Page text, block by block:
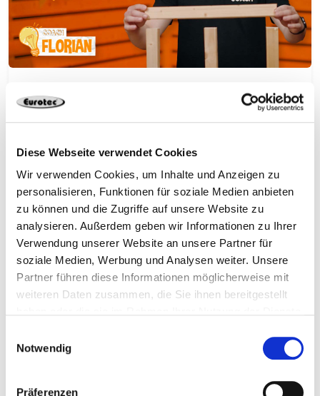
Diese Webseite verwendet Cookies
Wir verwenden Cookies, um Inhalte und Anzeigen zu
personalisieren, Funktionen für soziale Medien anbieten
zu können und die Zugriffe auf unsere Website zu
analysieren. Außerdem geben wir Informationen zu Ihrer
Verwendung unserer Website an unsere Partner für
soziale Medien, Werbung und Analysen weiter. Unsere
Partner führen diese Informationen möglicherweise mit
weiteren Daten zusammen, die Sie ihnen bereitgestellt
Notwendig
Präferenzen